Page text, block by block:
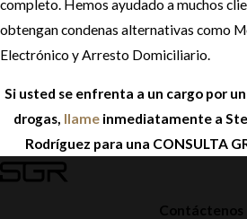
completo. Hemos ayudado a muchos
obtengan condenas alternativas como
Electrónico y Arresto Domiciliario.
Si usted se enfrenta a un cargo por
drogas, llameinmediatamente a
Rodríguez para una CONSULTA
Contáctenos